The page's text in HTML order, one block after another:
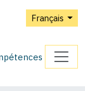
Français